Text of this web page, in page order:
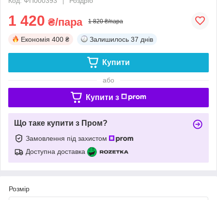
1 420 ₴/пара 1 820 ₴/пара
Економія 400 ₴ Залишилось 37 днів
Купити
або
Купити з
Що таке купити з Пром?
Замовлення під захистом
Доступна доставка
Розмір